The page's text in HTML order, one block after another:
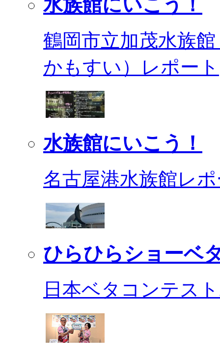
水族館にいこう！
鶴岡市立加茂水族
かもすい）レポート
水族館にいこう！
名古屋港水族館レ
ひらひらショーベ
日本ベタコンテス